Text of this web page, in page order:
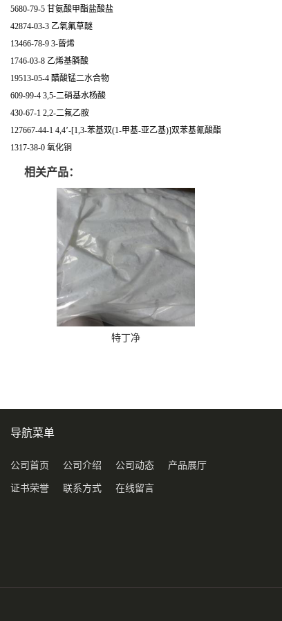
5680-79-5 甘氨酸甲酯盐酸盐
42874-03-3 乙氧氟草醚
13466-78-9 3-蒈烯
1746-03-8 乙烯基膦酸
19513-05-4 醋酸锰二水合物
609-99-4 3,5-二硝基水杨酸
430-67-1 2,2-二氟乙胺
127667-44-1 4,4’-[1,3-苯基双(1-甲基-亚乙基)]双苯基氰酸酯
1317-38-0 氧化铜
相关产品：
特丁净
导航菜单
公司首页 公司介绍 公司动态 产品展厅
证书荣誉 联系方式 在线留言